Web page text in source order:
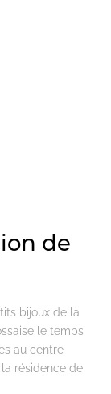
de
bijoux de la
le temps
au centre
résidence de